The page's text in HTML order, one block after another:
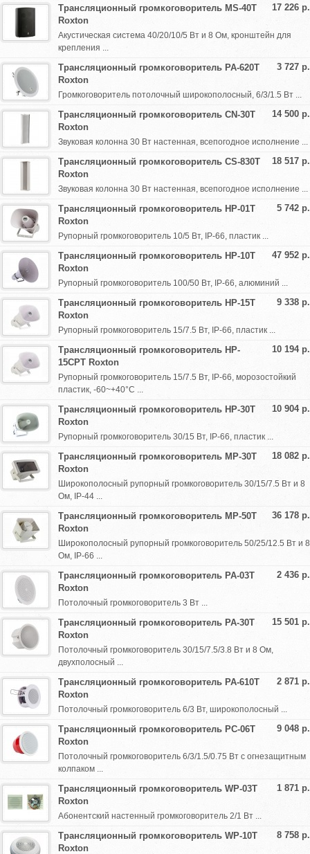
17 226 р.
Трансляционный громкоговоритель MS-40T
Roxton
Акустическая система 40/20/10/5 Вт и 8 Ом, кронштейн для
крепления ...
3 727 р.
Трансляционный громкоговоритель PA-620T
Roxton
Громкоговоритель потолочный широкополосный, 6/3/1.5 Вт ...
14 500 р.
Трансляционный громкоговоритель CN-30T
Roxton
Звуковая колонна 30 Вт настенная, всепогодное исполнение ...
18 517 р.
Трансляционный громкоговоритель CS-830T
Roxton
Звуковая колонна 30 Вт настенная, всепогодное исполнение ...
5 742 р.
Трансляционный громкоговоритель HP-01T
Roxton
Рупорный громкоговоритель 10/5 Вт, IP-66, пластик ...
47 952 р.
Трансляционный громкоговоритель HP-10T
Roxton
Рупорный громкоговоритель 100/50 Вт, IP-66, алюминий ...
9 338 р.
Трансляционный громкоговоритель HP-15T
Roxton
Рупорный громкоговоритель 15/7.5 Вт, IP-66, пластик ...
10 194 р.
Трансляционный громкоговоритель HP-
15CPT Roxton
Рупорный громкоговоритель 15/7.5 Вт, IP-66, морозостойкий
пластик, -60~+40°C ...
10 904 р.
Трансляционный громкоговоритель HP-30T
Roxton
Рупорный громкоговоритель 30/15 Вт, IP-66, пластик ...
18 082 р.
Трансляционный громкоговоритель MP-30T
Roxton
Широкополосный рупорный громкоговоритель 30/15/7.5 Вт и 8
Ом, IP-44 ...
36 178 р.
Трансляционный громкоговоритель MP-50T
Roxton
Широкополосный рупорный громкоговоритель 50/25/12.5 Вт и 8
Ом, IP-66 ...
2 436 р.
Трансляционный громкоговоритель PA-03T
Roxton
Потолочный громкоговоритель 3 Вт ...
15 501 р.
Трансляционный громкоговоритель PA-30T
Roxton
Потолочный громкоговоритель 30/15/7.5/3.8 Вт и 8 Ом,
двухполосный ...
2 871 р.
Трансляционный громкоговоритель PA-610T
Roxton
Потолочный громкоговоритель 6/3 Вт, широкополосный ...
9 048 р.
Трансляционный громкоговоритель PC-06T
Roxton
Потолочный громкоговоритель 6/3/1.5/0.75 Вт с огнезащитным
колпаком ...
1 871 р.
Трансляционный громкоговоритель WP-03T
Roxton
Абонентский настенный громкоговоритель 2/1 Вт ...
8 758 р.
Трансляционный громкоговоритель WP-10T
Roxton